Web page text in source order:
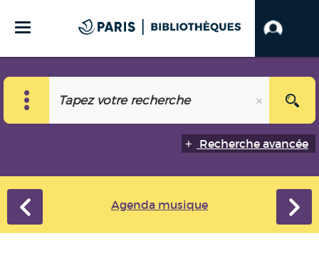
Recherche avancée
Agenda musique